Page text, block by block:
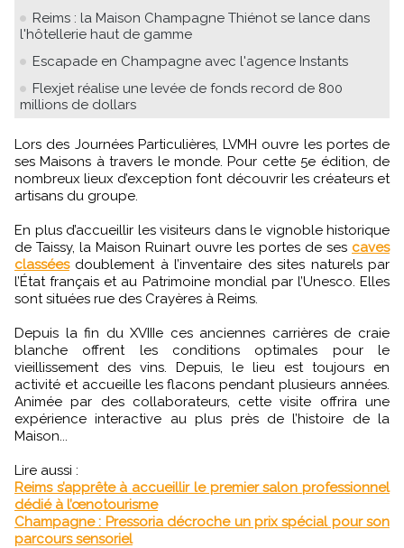
Reims : la Maison Champagne Thiénot se lance dans
l'hôtellerie haut de gamme
Escapade en Champagne avec l'agence Instants
Flexjet réalise une levée de fonds record de 800
millions de dollars
Lors des Journées Particulières, LVMH ouvre les portes de
ses Maisons à travers le monde. Pour cette 5e édition, de
nombreux lieux d’exception font découvrir les créateurs et
artisans du groupe.
En plus d’accueillir les visiteurs dans le vignoble historique
de Taissy, la Maison Ruinart ouvre les portes de ses caves
classéesdoublement à l’inventaire des sites naturels par
l’État français et au Patrimoine mondial par l’Unesco. Elles
sont situées rue des Crayères à Reims.
Depuis la fin du XVIIIe ces anciennes carrières de craie
blanche offrent les conditions optimales pour le
vieillissement des vins. Depuis, le lieu est toujours en
activité et accueille les flacons pendant plusieurs années.
Animée par des collaborateurs, cette visite offrira une
expérience interactive au plus près de l’histoire de la
Maison...
Lire aussi :
Reims s’apprête à accueillir le premier salon professionnel
dédié à l’œnotourisme
Champagne : Pressoria décroche un prix spécial pour son
parcours sensoriel